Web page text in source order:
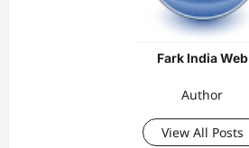
Fark India Web
Author
View All Posts